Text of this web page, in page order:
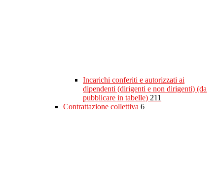
Incarichi conferiti e autorizzati ai
dipendenti (dirigenti e non dirigenti) (da
pubblicare in tabelle) 211
Contrattazione collettiva 6